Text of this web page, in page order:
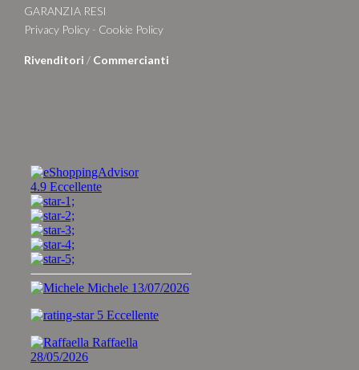
GARANZIA RESI
Privacy Policy - Cookie Policy
Rivenditori / Commercianti